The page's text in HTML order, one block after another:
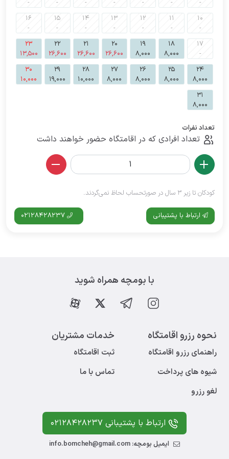
-
-
-
-
-
-
-
10
-
11
-
12
-
13
-
14
-
15
-
16
-
17
-
18
8,000
19
8,000
20
26,600
21
26,600
22
26,600
23
13,500
24
8,000
25
8,000
26
8,000
27
8,000
28
10,000
29
19,000
30
10,000
31
8,000
تعداد نفرات
تعداد افرادی که در اقامتگاه حضور خواهند داشت
کودکان تا زیر 3 سال در صورتحساب لحاظ نمی‌گردند.
ارتباط با پشتیبانی
با بومچه همراه شوید
نحوه رزرو اقامتگاه
راهنمای رزرو اقامتگاه
شیوه های پرداخت
لغو رزرو
خدمات مشتریان
ثبت اقامتگاه
تماس با ما
ارتباط با پشتیبانی 02128428237
ایمیل بومچه: info.bomcheh@gmail.com